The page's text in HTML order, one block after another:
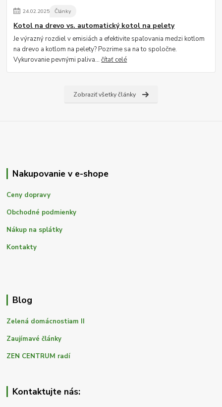
24.02.2025 Články
Kotol na drevo vs. automatický kotol na pelety
Je výrazný rozdiel v emisiách a efektivite spaľovania medzi kotlom
na drevo a kotlom na pelety? Pozrime sa na to spoločne.
Vykurovanie pevnými paliva...čítať celé
Zobraziť všetky články
Nakupovanie v e-shope
Ceny dopravy
Obchodné podmienky
Nákup na splátky
Kontakty
Blog
Zelená domácnostiam II
Zaujímavé články
ZEN CENTRUM radí
Kontaktujte nás: